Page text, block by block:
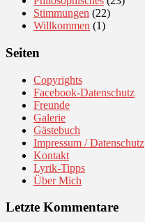
Stimmungen (22)
Willkommen (1)
Seiten
Copyrights
Facebook-Datenschutz
Freunde
Galerie
Gästebuch
Impressum / Datenschutz
Kontakt
Lyrik-Tipps
Über Mich
Letzte Kommentare